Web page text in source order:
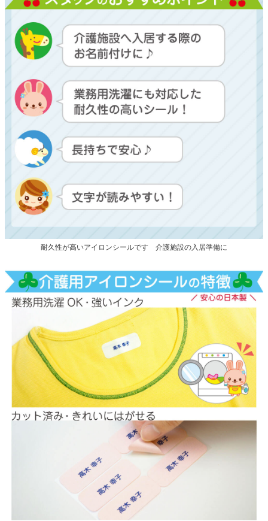
耐久性が高いアイロンシールです 介護施設の入居準備に